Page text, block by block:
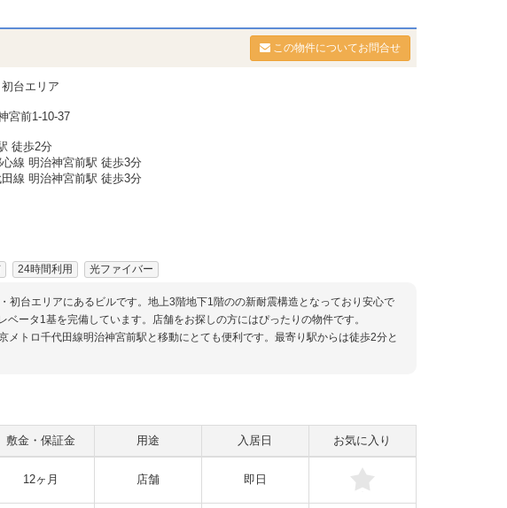
この物件についてお問合せ
台エリア
宮前1-10-37
徒歩2分
線 明治神宮前駅 徒歩3分
線 明治神宮前駅 徒歩3分
24時間利用 光ファイバー
台エリアにあるビルです。地上3階地下1階のの新耐震構造となっており安心で
ータ1基を完備しています。店舗をお探しの方にはぴったりの物件です。
トロ千代田線明治神宮前駅と移動にとても便利です。最寄り駅からは徒歩2分と
敷金・保証金 用途 入居日 お気に入り
12ヶ月 店舗 即日